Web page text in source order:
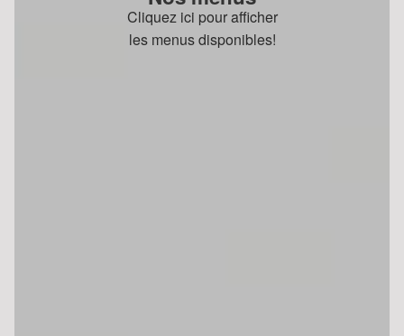
Cliquez ici pour afficher
les menus disponibles!